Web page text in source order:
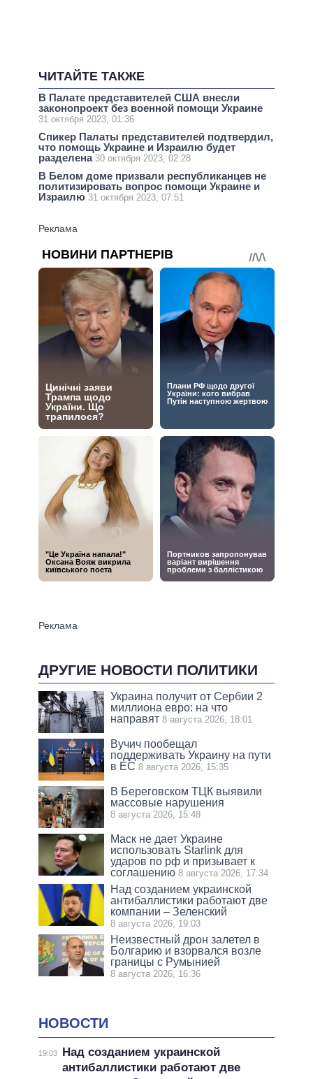
ЧИТАЙТЕ ТАКЖЕ
В Палате представителей США внесли
законопроект без военной помощи Украине
31 октября 2023, 01:36
Спикер Палаты представителей подтвердил,
что помощь Украине и Израилю будет
разделена 30 октября 2023, 02:28
В Белом доме призвали республиканцев не
политизировать вопрос помощи Украине и
Израилю 31 октября 2023, 07:51
ДРУГИЕ НОВОСТИ ПОЛИТИКИ
Украина получит от Сербии 2
миллиона евро: на что
направят 8 августа 2026, 18:01
Вучич пообещал
поддерживать Украину на пути
в ЕС 8 августа 2026, 15:35
В Береговском ТЦК выявили
массовые нарушения
8 августа 2026, 15:48
Маск не дает Украине
использовать Starlink для
ударов по рф и призывает к
соглашению 8 августа 2026, 17:34
Над созданием украинской
антибаллистики работают две
компании – Зеленский
8 августа 2026, 19:03
Неизвестный дрон залетел в
Болгарию и взорвался возле
границы с Румынией
8 августа 2026, 16:36
НОВОСТИ
19:03
Над созданием украинской
антибаллистики работают две